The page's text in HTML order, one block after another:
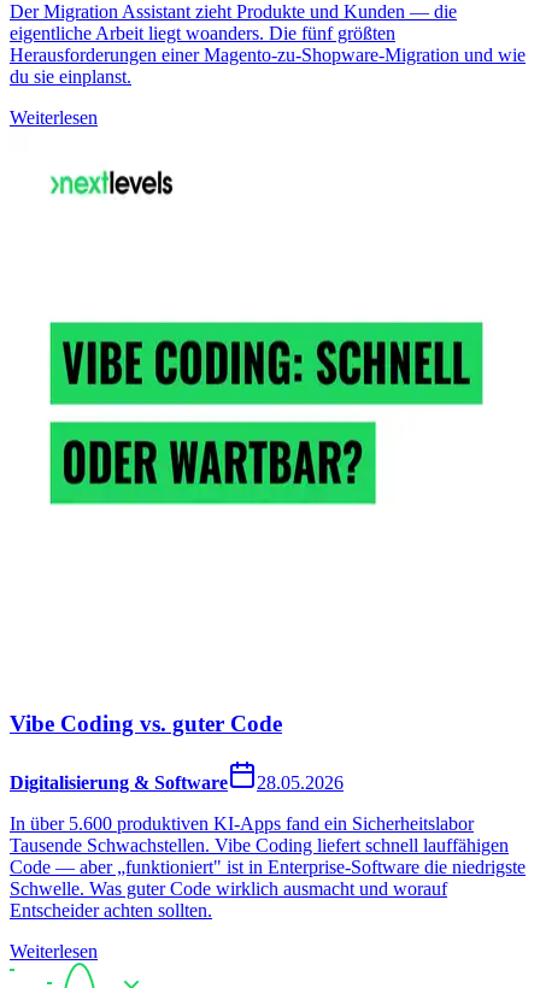
Der Migration Assistant zieht Produkte und Kunden — die
eigentliche Arbeit liegt woanders. Die fünf größten
Herausforderungen einer Magento-zu-Shopware-Migration und wie
du sie einplanst.
Weiterlesen
Vibe Coding vs. guter Code
Digitalisierung & Software
28.05.2026
In über 5.600 produktiven KI-Apps fand ein Sicherheitslabor
Tausende Schwachstellen. Vibe Coding liefert schnell lauffähigen
Code — aber „funktioniert" ist in Enterprise-Software die niedrigste
Schwelle. Was guter Code wirklich ausmacht und worauf
Entscheider achten sollten.
Weiterlesen